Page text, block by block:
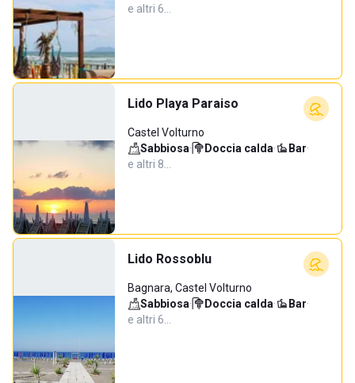
e altri 6…
Lido Playa Paraiso
Castel Volturno
Sabbiosa· Doccia calda· Bar·
e altri 8…
Lido Rossoblu
Bagnara, Castel Volturno
Sabbiosa· Doccia calda· Bar·
e altri 6…